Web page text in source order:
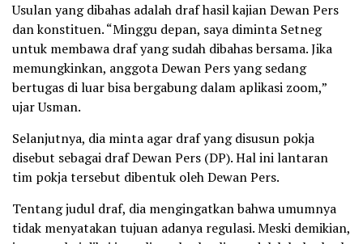
Usulan yang dibahas adalah draf hasil kajian Dewan Pers
dan konstituen. “Minggu depan, saya diminta Setneg
untuk membawa draf yang sudah dibahas bersama. Jika
memungkinkan, anggota Dewan Pers yang sedang
bertugas di luar bisa bergabung dalam aplikasi zoom,”
ujar Usman.
Selanjutnya, dia minta agar draf yang disusun pokja
disebut sebagai draf Dewan Pers (DP). Hal ini lantaran
tim pokja tersebut dibentuk oleh Dewan Pers.
Tentang judul draf, dia mengingatkan bahwa umumnya
tidak menyatakan tujuan adanya regulasi. Meski demikian,